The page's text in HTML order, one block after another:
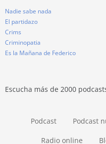
Nadie sabe nada
El partidazo
Crims
Criminopatia
Es la Mañana de Federico
Escucha más de 2000
Podcast Podcast
Radio online